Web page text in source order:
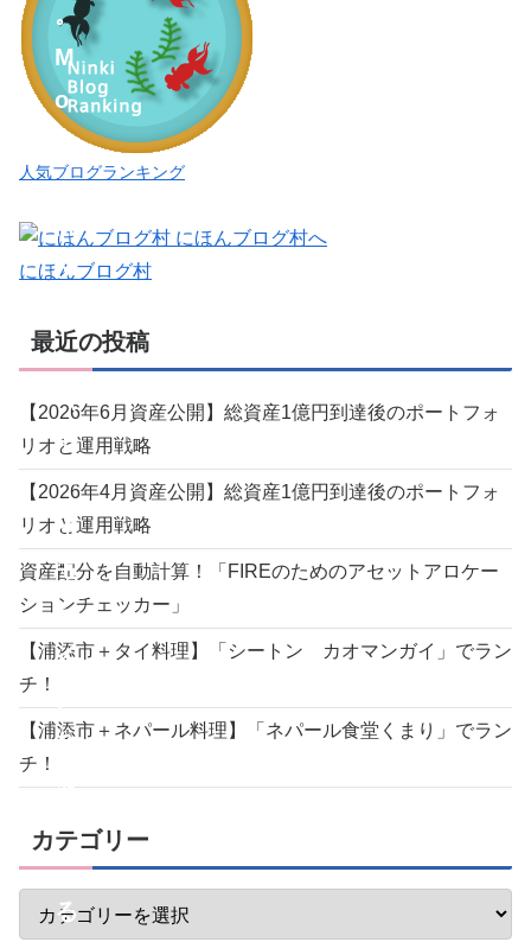
。
M
o
i
M
o
i
（
モ
ー
イ
モ
ー
イ
ち
ゃ
ん
ぷ
る
人気ブログランキング
にほんブログ村
最近の投稿
【2026年6月資産公開】総資産1億円到達後のポートフォ
リオと運用戦略
【2026年4月資産公開】総資産1億円到達後のポートフォ
リオと運用戦略
資産配分を自動計算！「FIREのためのアセットアロケー
ションチェッカー」
【浦添市＋タイ料理】「シートン カオマンガイ」でラン
チ！
【浦添市＋ネパール料理】「ネパール食堂くまり」でラン
チ！
カテゴリー